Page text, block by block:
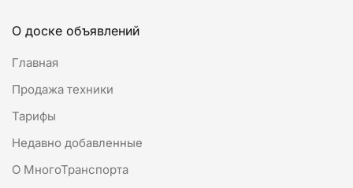
О доске объявлений
Главная
Продажа техники
Тарифы
Недавно добавленные
О МногоТранспорта